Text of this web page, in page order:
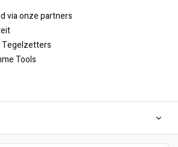
via onze partners
Tegelzetters
Tools